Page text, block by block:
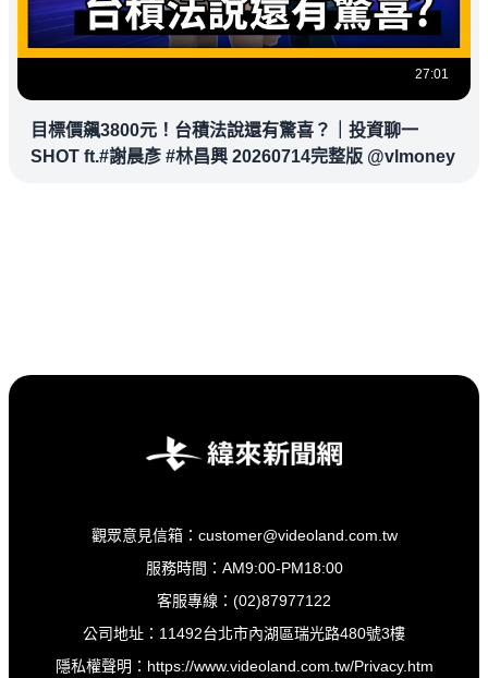
27:01
目標價飆3800元！台積法說還有驚喜？｜投資聊一
SHOT ft.#謝晨彥 #林昌興 20260714完整版 @vlmoney
觀眾意見信箱：customer@videoland.com.tw
服務時間：AM9:00-PM18:00
客服專線：(02)87977122
公司地址：11492台北市內湖區瑞光路480號3樓
隱私權聲明： https://www.videoland.com.tw/Privacy.htm